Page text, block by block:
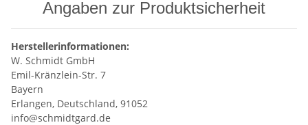
Angaben zur Produktsicherheit
Herstellerinformationen:
W. Schmidt GmbH
Emil-Kränzlein-Str. 7
Bayern
Erlangen, Deutschland, 91052
info@schmidtgard.de